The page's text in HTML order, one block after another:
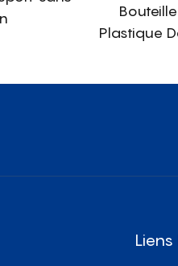
Plastique